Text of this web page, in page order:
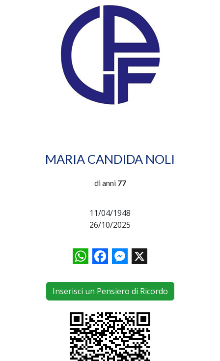
MARIA CANDIDA NOLI
di anni 77
11/04/1948
26/10/2025
WhatsAppFacebookMessenger
X
Inserisci un Pensiero di Ricordo